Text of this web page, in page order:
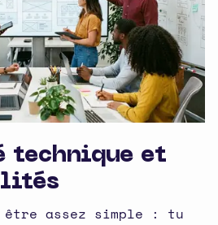
technique et
être assez simple : tu